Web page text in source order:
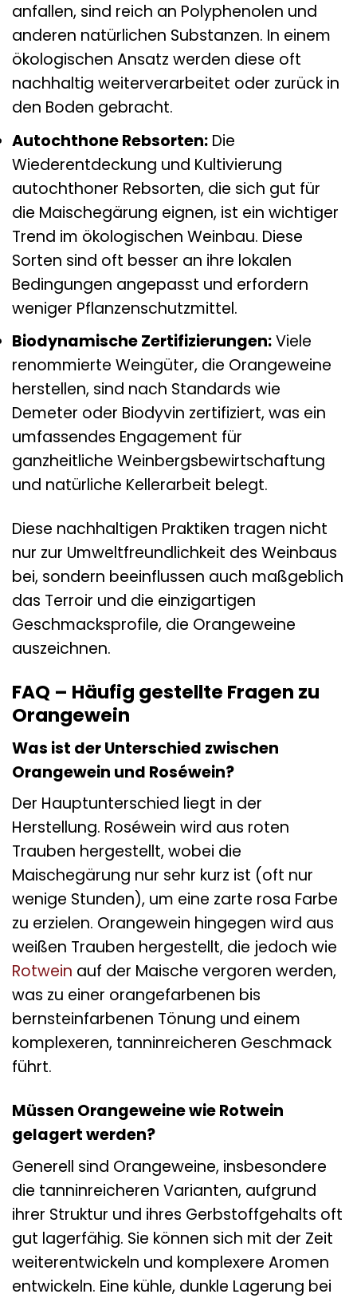
anfallen, sind reich an Polyphenolen und
anderen natürlichen Substanzen. In einem
ökologischen Ansatz werden diese oft
nachhaltig weiterverarbeitet oder zurück in
den Boden gebracht.
Autochthone Rebsorten: Die
Wiederentdeckung und Kultivierung
autochthoner Rebsorten, die sich gut für
die Maischegärung eignen, ist ein wichtiger
Trend im ökologischen Weinbau. Diese
Sorten sind oft besser an ihre lokalen
Bedingungen angepasst und erfordern
weniger Pflanzenschutzmittel.
Biodynamische Zertifizierungen:Viele
renommierte Weingüter, die Orangeweine
herstellen, sind nach Standards wie
Demeter oder Biodyvin zertifiziert, was ein
umfassendes Engagement für
ganzheitliche Weinbergsbewirtschaftung
und natürliche Kellerarbeit belegt.
Diese nachhaltigen Praktiken tragen nicht
nur zur Umweltfreundlichkeit des Weinbaus
bei, sondern beeinflussen auch maßgeblich
das Terroir und die einzigartigen
Geschmacksprofile, die Orangeweine
auszeichnen.
FAQ – Häufig gestellte Fragen zu
Orangewein
Was ist der Unterschied zwischen
Orangewein und Roséwein?
Der Hauptunterschied liegt in der
Herstellung. Roséwein wird aus roten
Trauben hergestellt, wobei die
Maischegärung nur sehr kurz ist (oft nur
wenige Stunden), um eine zarte rosa Farbe
zu erzielen. Orangewein hingegen wird aus
weißen Trauben hergestellt, die jedoch wie
Rotwein auf der Maische vergoren werden,
was zu einer orangefarbenen bis
bernsteinfarbenen Tönung und einem
komplexeren, tanninreicheren Geschmack
führt.
Müssen Orangeweine wie Rotwein
gelagert werden?
Generell sind Orangeweine, insbesondere
die tanninreicheren Varianten, aufgrund
ihrer Struktur und ihres Gerbstoffgehalts oft
gut lagerfähig. Sie können sich mit der Zeit
weiterentwickeln und komplexere Aromen
entwickeln. Eine kühle, dunkle Lagerung bei